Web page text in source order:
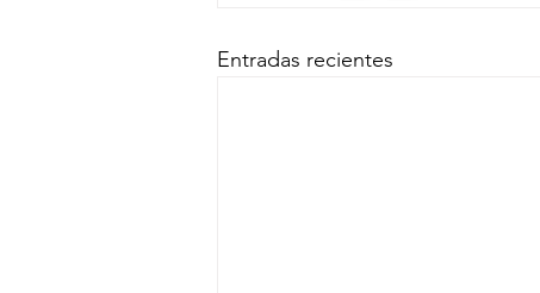
Entradas recientes